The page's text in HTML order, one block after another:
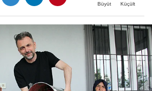
Büyüt Küçült